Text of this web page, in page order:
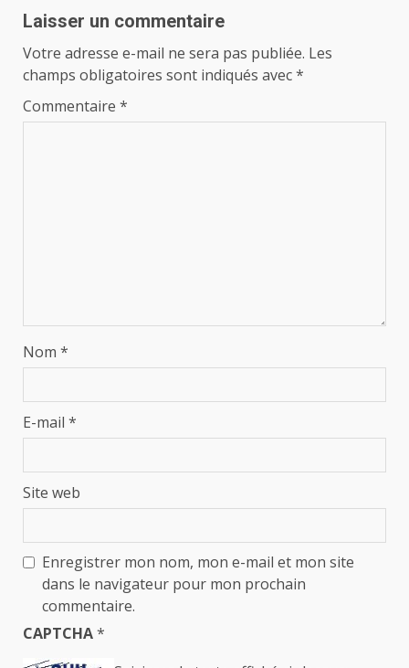
Laisser un commentaire
Votre adresse e-mail ne sera pas publiée. Les
champs obligatoires sont indiqués avec*
Commentaire *
Nom *
E-mail *
Site web
Enregistrer mon nom, mon e-mail et mon site
dans le navigateur pour mon prochain
commentaire.
CAPTCHA*